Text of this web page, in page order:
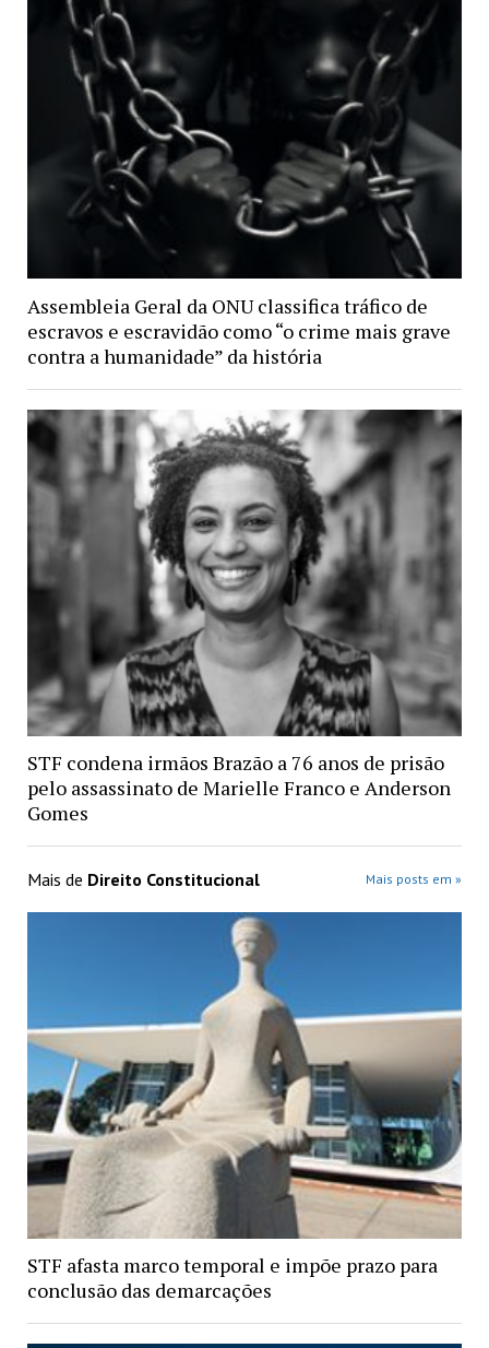
Assembleia Geral da ONU classifica tráfico de
escravos e escravidão como “o crime mais grave
contra a humanidade” da história
STF condena irmãos Brazão a 76 anos de prisão
pelo assassinato de Marielle Franco e Anderson
Gomes
Mais de Direito Constitucional Mais posts em »
STF afasta marco temporal e impõe prazo para
conclusão das demarcações